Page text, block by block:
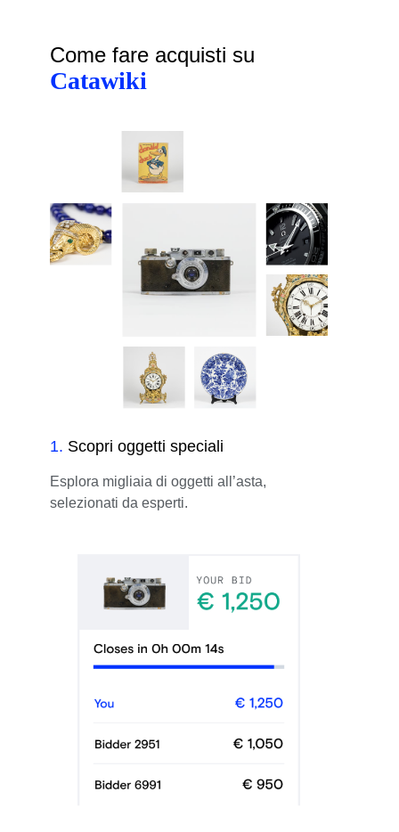
Come fare acquisti su
Catawiki
1. Scopri oggetti speciali
Esplora migliaia di oggetti all’asta,
selezionati da esperti.